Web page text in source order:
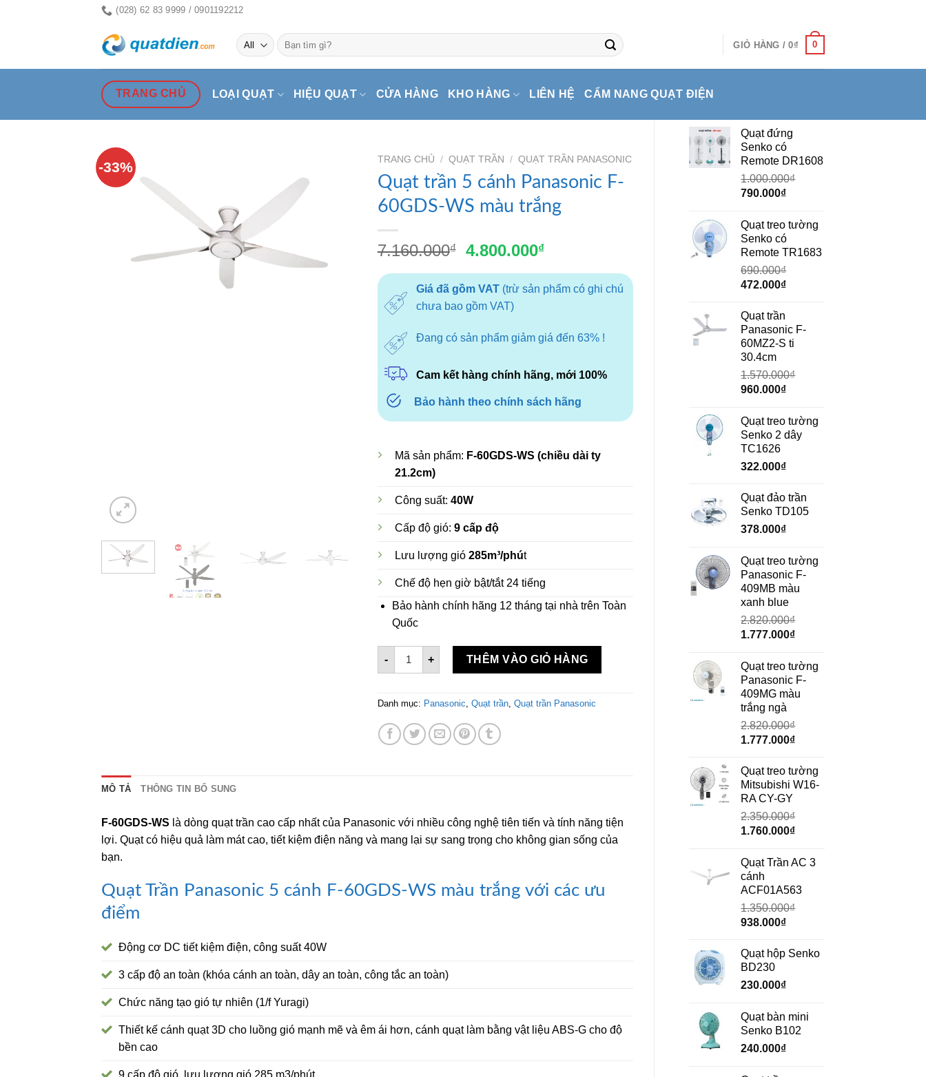
(028) 62 83 9999 / 0901192212
Tìm
kiếm:
GIỎ HÀNG /0₫ 0
TRANG CHỦ LOẠI QUẠT HIỆU QUẠT CỬA HÀNG KHO HÀNG LIÊN HỆ CẨM NANG QUẠT ĐIỆN
Quạt đứng
Senko có
Remote DR1608
1.000.000₫
Giá
là:
1.000.000₫.
790.000₫Giá
tại
là:
790.000₫.
Quạt treo tường
Senko có
Remote TR1683
690.000₫
Giá
là:
690.000₫.
472.000₫Giá
là:
472.000₫.
Quạt trần
Panasonic F-
60MZ2-S ti
30.4cm
1.570.000₫
Giá
là:
1.570.000₫.
960.000₫Giá
tại
là:
Quạt treo tường
Senko 2 dây
TC1626
322.000₫
Quạt đảo trần
Senko TD105
378.000₫
Quạt treo tường
Panasonic F-
409MB màu
xanh blue
2.820.000₫
Giá
là:
2.820.000₫.
1.777.000₫Giá
tại
là:
1.777.000₫.
Quạt treo tường
Panasonic F-
409MG màu
trắng ngà
2.820.000₫
Giá
là:
2.820.000₫.
1.777.000₫Giá
tại
là:
Quạt treo tường
Mitsubishi W16-
RA CY-GY
2.350.000₫
Giá
là:
2.350.000₫.
1.760.000₫Giá
tại
1.760.000₫.
Quạt Trần AC 3
cánh
ACF01A563
1.350.000₫
Giá
là:
1.350.000₫.
938.000₫Giá
tại
938.000₫.
Quạt hộp Senko
BD230
230.000₫
Quạt bàn mini
Senko B102
240.000₫
-33% TRANG CHỦ / QUẠT TRẦN / QUẠT TRẦN PANASONIC
Quạt trần 5 cánh Panasonic F-
60GDS-WS màu trắng
7.160.000₫
Giá
là:
7.160.000₫.
4.800.000₫Giá
tại
là:
Giá đã gồm VAT(trừ sản phẩm có ghi chú
chưa bao gồm VAT)
Đang có sản phẩm giảm giá đến 63% !
Cam kết hàng chính hãng, mới 100%
Bảo hành theo chính sách hãng
Mã sản phẩm: F-60GDS-WS (chiều dài ty
21.2cm)
Công suất: 40W
Cấp độ gió: 9 cấp độ
Lưu lượng gió 285m³/phút
Chế độ hẹn giờ bật/tắt 24 tiếng
Bảo hành chính hãng 12 tháng tại nhà trên Toàn
Quốc
-
Quạt trần 5 cánh Panasonic F-60GDS-WS màu trắng số lượng
+ THÊM VÀO GIỎ HÀNG
Danh mục: Panasonic Quạt trần, Quạt trần Panasonic
MÔ TẢ THÔNG TIN BỔ SUNG
F-60GDS-WS là dòng quạt trần cao cấp nhất của Panasonic với nhiều công nghệ tiên tiến và tính năng tiện
lợi. Quạt có hiệu quả làm mát cao, tiết kiệm điện năng và mang lại sự sang trọng cho không gian sống của
bạn.
Quạt Trần Panasonic 5 cánh F-60GDS-WS màu trắng với các ưu
điểm
Động cơ DC tiết kiệm điện, công suất 40W
3 cấp độ an toàn (khóa cánh an toàn, dây an toàn, công tắc an toàn)
Chức năng tạo gió tự nhiên (1/f Yuragi)
Thiết kế cánh quạt 3D cho luồng gió mạnh mẽ và êm ái hơn, cánh quạt làm bằng vật liệu ABS-G cho độ
bền cao